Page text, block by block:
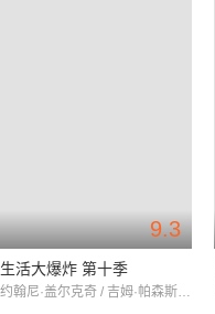
9.3
生活大爆炸 第十季
约翰尼·盖尔克奇 / 吉姆·帕森斯 / 凯莉·库柯